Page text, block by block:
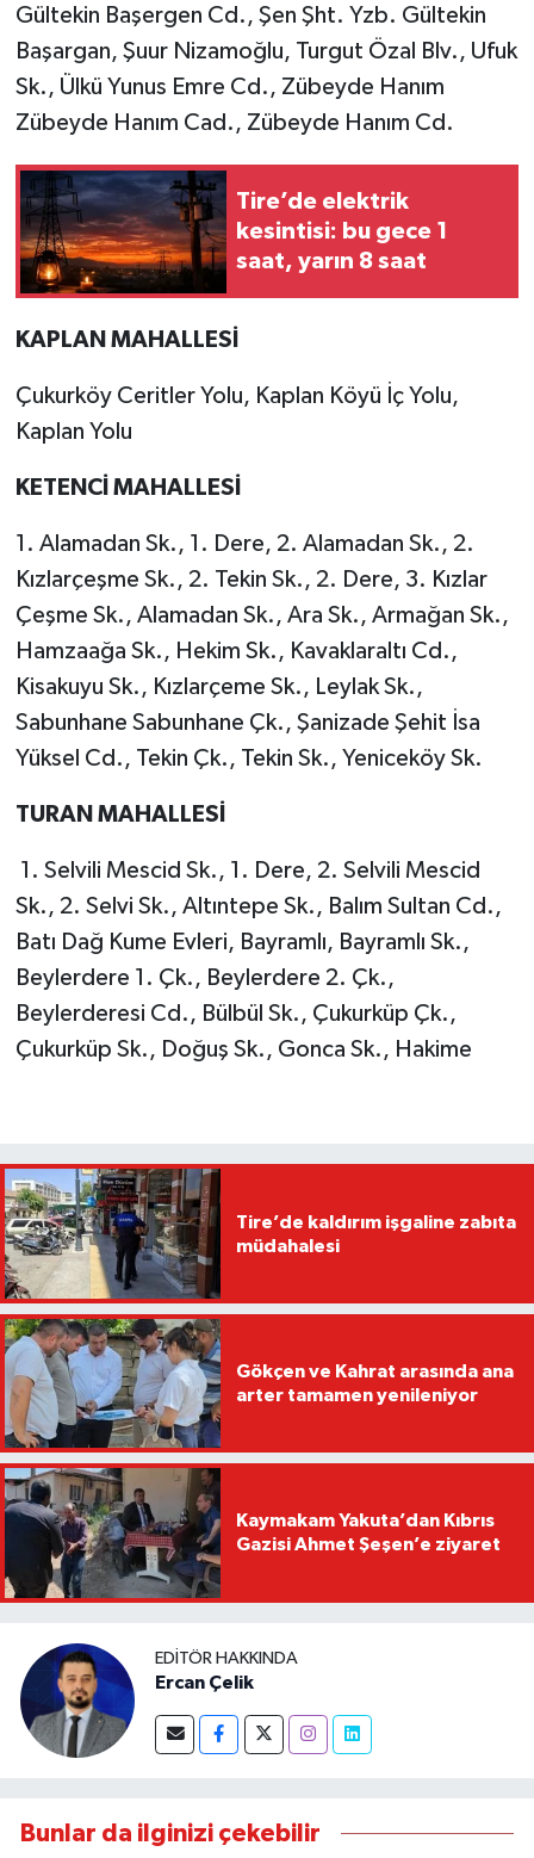
Gültekin Başergen Cd., Şen Şht. Yzb. Gültekin
Başargan, Şuur Nizamoğlu, Turgut Özal Blv., Ufuk
Sk., Ülkü Yunus Emre Cd., Zübeyde Hanım
Zübeyde Hanım Cad., Zübeyde Hanım Cd.
Tire’de elektrik
kesintisi: bu gece 1
saat, yarın 8 saat
KAPLAN MAHALLESİ
Çukurköy Ceritler Yolu, Kaplan Köyü İç Yolu,
Kaplan Yolu
KETENCİ MAHALLESİ
1. Alamadan Sk., 1. Dere, 2. Alamadan Sk., 2.
Kızlarçeşme Sk., 2. Tekin Sk., 2. Dere, 3. Kızlar
Çeşme Sk., Alamadan Sk., Ara Sk., Armağan Sk.,
Hamzaağa Sk., Hekim Sk., Kavaklaraltı Cd.,
Kisakuyu Sk., Kızlarçeme Sk., Leylak Sk.,
Sabunhane Sabunhane Çk., Şanizade Şehit İsa
Yüksel Cd., Tekin Çk., Tekin Sk., Yeniceköy Sk.
TURAN MAHALLESİ
1. Selvili Mescid Sk., 1. Dere, 2. Selvili Mescid
Sk., 2. Selvi Sk., Altıntepe Sk., Balım Sultan Cd.,
Batı Dağ Kume Evleri, Bayramlı, Bayramlı Sk.,
Beylerdere 1. Çk., Beylerdere 2. Çk.,
Beylerderesi Cd., Bülbül Sk., Çukurküp Çk.,
Çukurküp Sk., Doğuş Sk., Gonca Sk., Hakime
Tire’de kaldırım işgaline zabıta
müdahalesi
Gökçen ve Kahrat arasında ana
arter tamamen yenileniyor
Kaymakam Yakuta’dan Kıbrıs
Gazisi Ahmet Şeşen’e ziyaret
EDITÖR HAKKINDA
Ercan Çelik
Bunlar da ilginizi çekebilir